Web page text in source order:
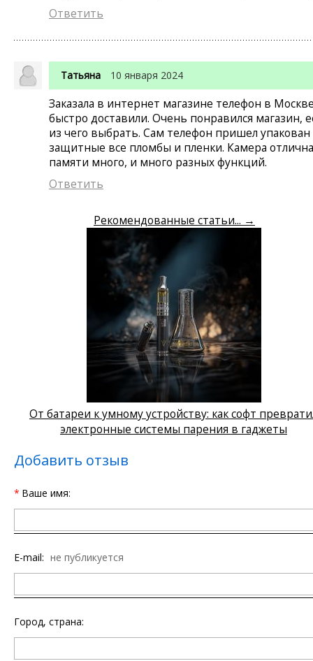
Ответить
Татьяна 10 января 2024
Заказала в интернет магазине телефон в
быстро доставили. Очень понравился магазин,
из чего выбрать. Сам телефон пришел упакован
защитные все пломбы и пленки. Камера
памяти много, и много разных функций.
Ответить
Рекомендованные статьи... →
От батареи к умному устройству: как софт
электронные системы парения в гаджеты
Добавить отзыв
* Ваше имя:
E-mail: не публикуется
Город, страна: